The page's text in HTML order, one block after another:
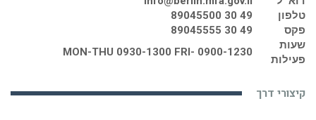
טלפון
49 30 89045500
פקס
49 30 89045555
שעות
פעילות
MON-THU 0930-1300 FRI- 0900-1230
קיצורי דרך